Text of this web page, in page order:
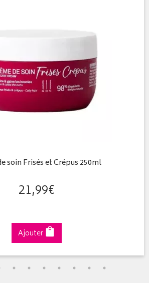
soin Frisés et Crépus 250ml
21,99€
Ajouter